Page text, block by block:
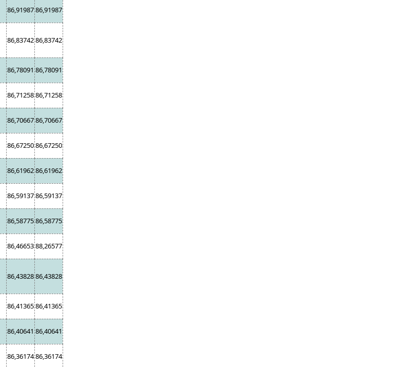
86,9198786,91987
86,8374286,83742
86,78091 86,78091
86,7125886,71258
86,7066786,70667
86,6725086,67250
86,6196286,61962
86,5913786,59137
86,5877586,58775
86,4665388,26577
86,4382886,43828
86,4136586,41365
86,40641 86,40641
86,3617486,36174